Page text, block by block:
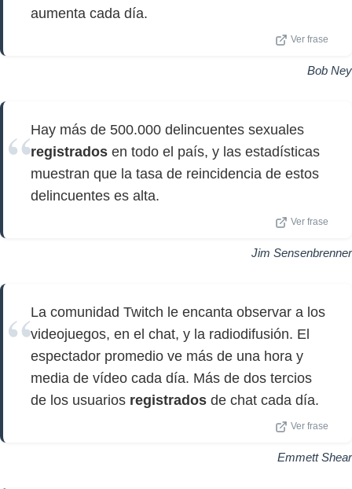
aumenta cada día.
Ver frase
Bob Ney
Hay más de 500.000 delincuentes sexuales
registrados en todo el país, y las estadísticas
muestran que la tasa de reincidencia de estos
delincuentes es alta.
Ver frase
Jim Sensenbrenner
La comunidad Twitch le encanta observar a los
videojuegos, en el chat, y la radiodifusión. El
espectador promedio ve más de una hora y
media de vídeo cada día. Más de dos tercios
de los usuarios registrados de chat cada día.
Ver frase
Emmett Shear